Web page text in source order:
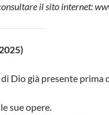
il sito internet:
di Dio già presente prima
sue opere.